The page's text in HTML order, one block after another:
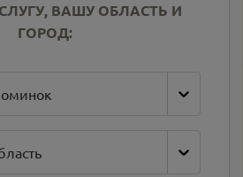
ВАШУ ОБЛАСТЬ И
ГОРОД: